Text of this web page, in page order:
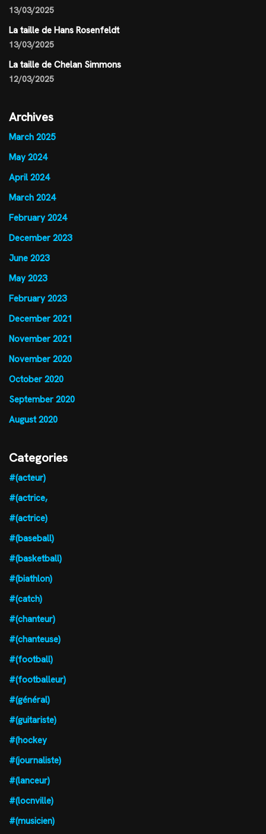
13/03/2025
La taille de Hans Rosenfeldt
13/03/2025
La taille de Chelan Simmons
12/03/2025
Archives
March 2025
May 2024
April 2024
March 2024
February 2024
December 2023
June 2023
May 2023
February 2023
December 2021
November 2021
November 2020
October 2020
September 2020
August 2020
Categories
#(acteur)
#(actrice,
#(actrice)
#(baseball)
#(basketball)
#(biathlon)
#(catch)
#(chanteur)
#(chanteuse)
#(football)
#(footballeur)
#(général)
#(guitariste)
#(hockey
#(journaliste)
#(lanceur)
#(locnville)
#(musicien)